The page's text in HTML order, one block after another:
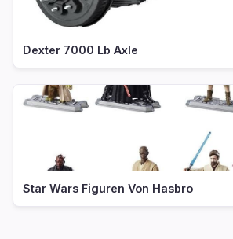
Dexter 7000 Lb Axle
Star Wars Figuren Von Hasbro